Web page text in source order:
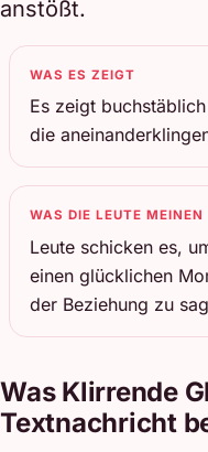
anstößt.
WAS ES ZEIGT
Es zeigt
die
WAS DIE LEUTE MEINEN
Leute schicken es,
einen glücklichen
der Beziehung zu
Was Klirrende
Textnachricht